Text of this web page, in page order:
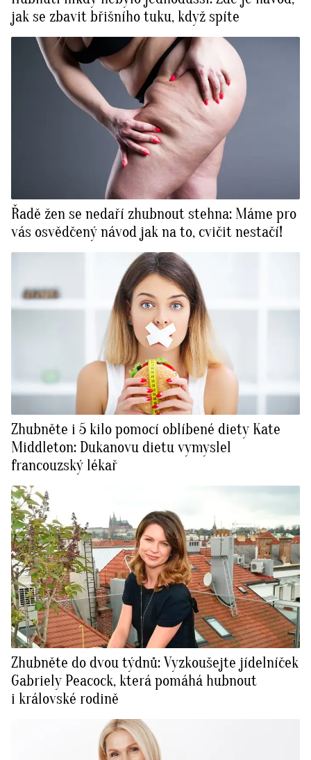
jak se zbavit břišního tuku, když spíte
Řadě žen se nedaří zhubnout stehna: Máme pro
vás osvědčený návod jak na to, cvičit nestačí!
Zhubněte i 5 kilo pomocí oblíbené diety Kate
Middleton: Dukanovu dietu vymyslel
francouzský lékař
Zhubněte do dvou týdnů: Vyzkoušejte jídelníček
Gabriely Peacock, která pomáhá hubnout
i královské rodině